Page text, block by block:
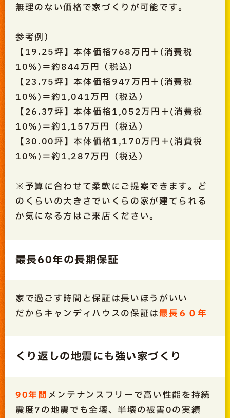
無理のない価格で家づくりが可能です。
参考例）
【19.25坪】本体価格768万円＋(消費税
10％)＝約844万円（税込）
【23.75坪】本体価格947万円＋(消費税
10％)＝約1,041万円（税込）
【26.37坪】本体価格1,052万円＋(消費税
10％)＝約1,157万円（税込）
【30.00坪】本体価格1,170万円＋(消費税
10％)＝約1,287万円（税込）
※予算に合わせて柔軟にご提案できます。ど
のくらいの大きさでいくらの家が建てられる
か気になる方はご来店ください。
最長60年の長期保証
家で過ごす時間と保証は長いほうがいい
だからキャンディハウスの保証は最長６０年
くり返しの地震にも強い家づくり
90年間 メンテナンスフリーで高い性能を持続
震度7の地震でも全壊、半壊の被害0の実績